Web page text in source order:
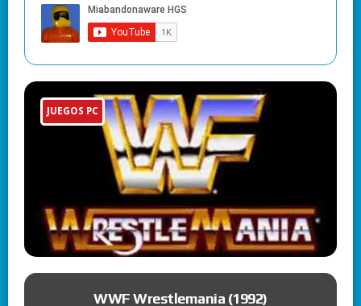
JUEGOS PC
WWF Wrestlemania (1992)